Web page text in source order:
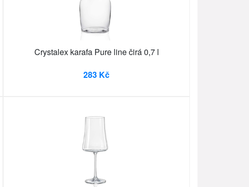
Crystalex karafa Pure line čirá 0,7 l
283 Kč